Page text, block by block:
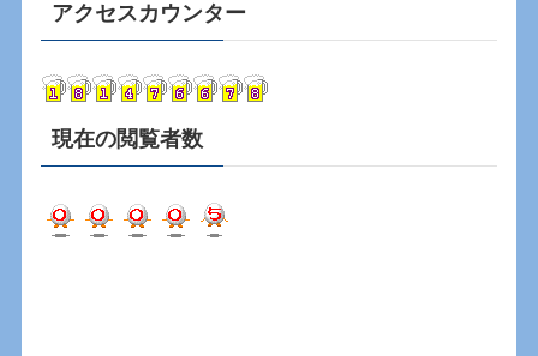
カ
イ
アクセスカウンター
現在の閲覧者数